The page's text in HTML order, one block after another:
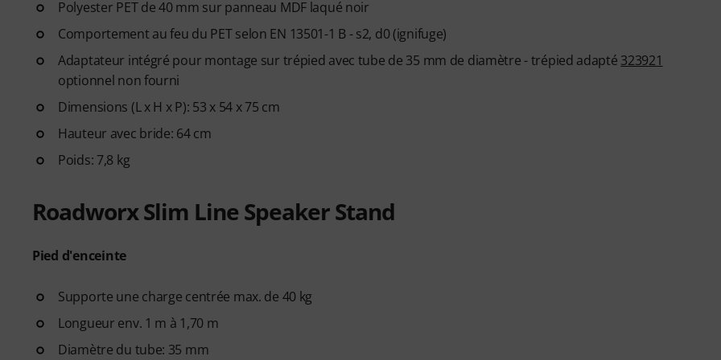
Polyester PET de 40 mm sur panneau MDF laqué noir
Comportement au feu du PET selon EN 13501-1 B - s2, d0 (ignifuge)
Adaptateur intégré pour montage sur trépied avec tube de 35 mm de diamètre - trépied adapté 323921
optionnel non fourni
Dimensions (L x H x P): 53 x 54 x 75 cm
Hauteur avec bride: 64 cm
Poids: 7,8 kg
Roadworx Slim Line Speaker Stand
Pied d'enceinte
Supporte une charge centrée max. de 40 kg
Longueur env. 1 m à 1,70 m
Diamètre du tube: 35 mm